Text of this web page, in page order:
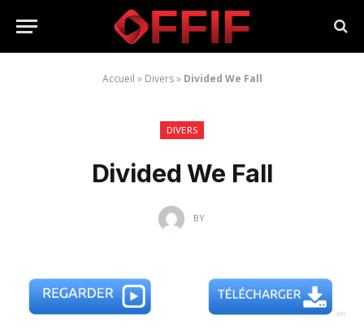
Accueil » Divers» Divided We Fall
DIVERS
Divided We Fall
BY